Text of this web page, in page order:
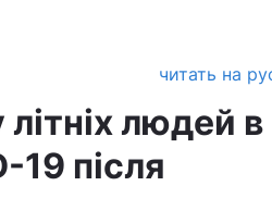
читать на
людей в
19 після